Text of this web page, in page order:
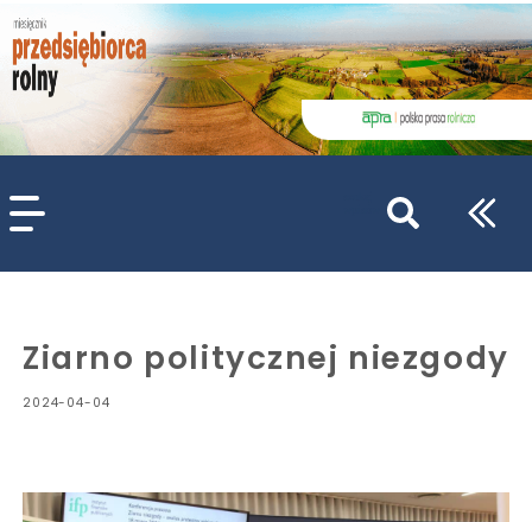
Ziarno politycznej niezgody
2024-04-04